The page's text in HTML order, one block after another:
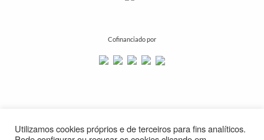
Cofinanciado por
Utilizamos cookies próprios e de terceiros para fins analíticos.